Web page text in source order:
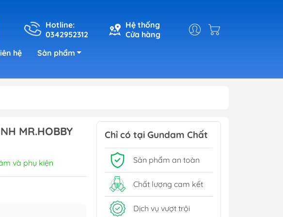
Hotline:
0342952312
Hệ thống
Cửa hàng
hệ Sản phẩm
MR.HOBBY
và phụ kiện
Chỉ có tại Gundam Chất
Sản phẩm an toàn
Chất lượng cam kết
Dịch vụ vượt trội